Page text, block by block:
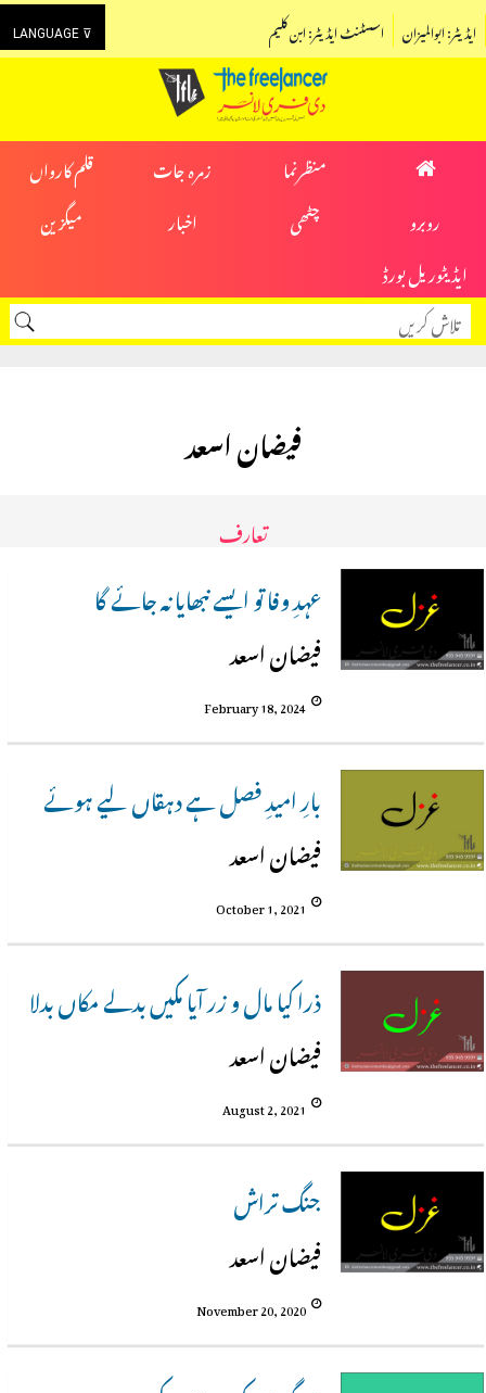
LANGUAGE ⊽ اسسٹنٹ ایڈیٹر: ابن کلیم ایڈیٹر: ابوالمیزان
منظرنما زمرہ جات
قلم کارواں
روبرو
چٹھی اخبار
میگزین
ایڈیٹوریل بورڈ
فیضان اسعد
تعارف
عہدِ وفا تو ایسے نبھایا نہ جائے گا
فیضان اسعد
February 18, 2024
بارِ امیدِ فصل ہے دہقاں لیے ہوئے
فیضان اسعد
October 1, 2021
ذرا کیا مال و زر آیا مکیں بدلے مکاں بدلا
فیضان اسعد
August 2, 2021
جنگ تراش
فیضان اسعد
November 20, 2020